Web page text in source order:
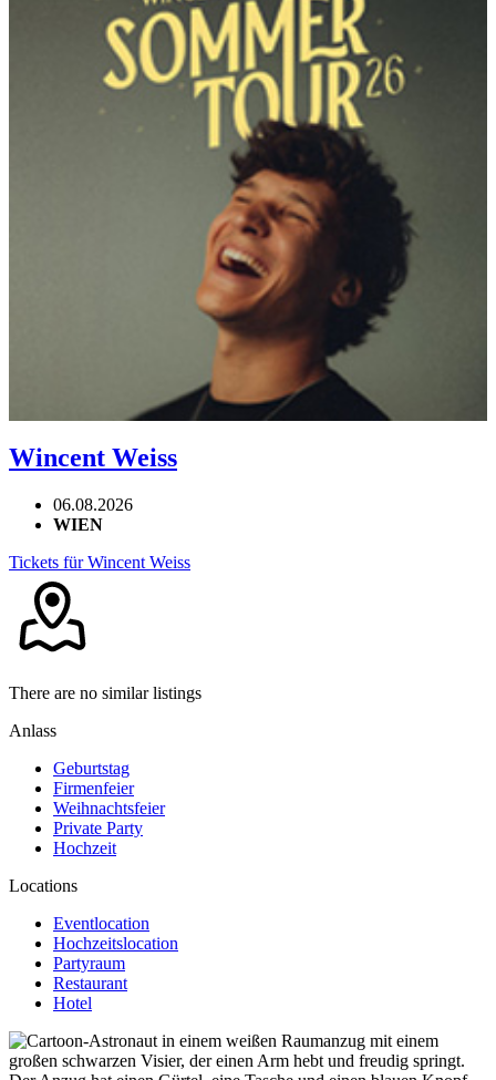
Wincent Weiss
06.08.2026
WIEN
Tickets für Wincent Weiss
There are no similar listings
Anlass
Geburtstag
Firmenfeier
Weihnachtsfeier
Private Party
Hochzeit
Locations
Eventlocation
Hochzeitslocation
Partyraum
Restaurant
Hotel